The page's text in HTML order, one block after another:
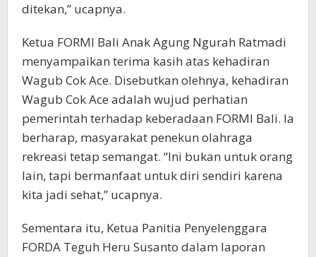
ditekan,” ucapnya.
Ketua FORMI Bali Anak Agung Ngurah Ratmadi
menyampaikan terima kasih atas kehadiran
Wagub Cok Ace. Disebutkan olehnya, kehadiran
Wagub Cok Ace adalah wujud perhatian
pemerintah terhadap keberadaan FORMI Bali. Ia
berharap, masyarakat penekun olahraga
rekreasi tetap semangat. “Ini bukan untuk orang
lain, tapi bermanfaat untuk diri sendiri karena
kita jadi sehat,” ucapnya.
Sementara itu, Ketua Panitia Penyelenggara
FORDA Teguh Heru Susanto dalam laporan